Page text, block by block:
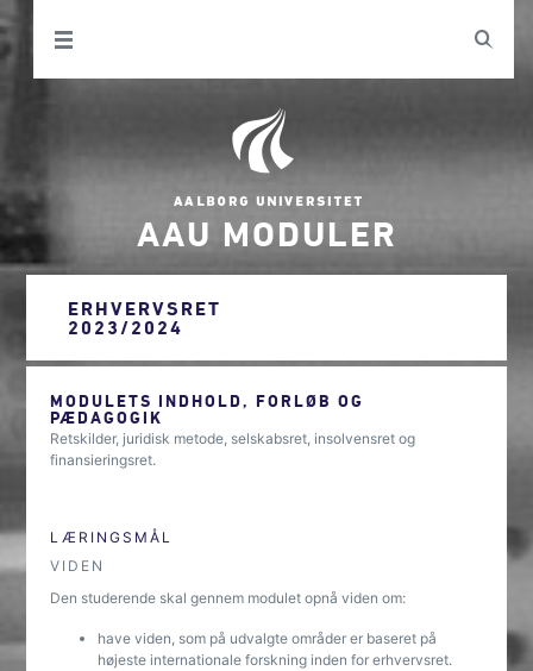
AAU MODULER
ERHVERVSRET
2023/2024
MODULETS INDHOLD, FORLØB OG
PÆDAGOGIK
Retskilder, juridisk metode, selskabsret, insolvensret og
finansieringsret.
LÆRINGSMÅL
VIDEN
Den studerende skal gennem modulet opnå viden om:
have viden, som på udvalgte områder er baseret på
højeste internationale forskning inden for erhvervsret.